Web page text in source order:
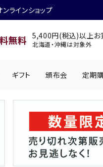
ラインショップ
無料 5,400円(税込)以上お
北海道・沖縄は対象外
丸う
501円～1,000
5,000円 5,001円～
ギフト 頒布会 定期